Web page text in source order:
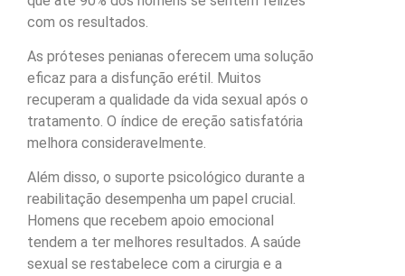
com os resultados.
As próteses penianas oferecem uma solução
eficaz para a disfunção erétil. Muitos
recuperam a qualidade da vida sexual após o
tratamento. O índice de ereção satisfatória
melhora consideravelmente.
Além disso, o suporte psicológico durante a
reabilitação desempenha um papel crucial.
Homens que recebem apoio emocional
tendem a ter melhores resultados. A saúde
sexual se restabelece com a cirurgia e a